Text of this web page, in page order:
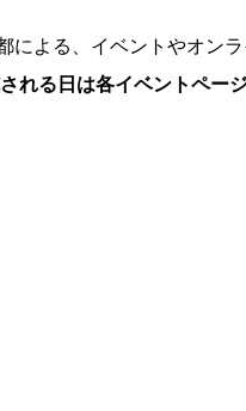
よる、イベントやオン
れる日は各イベントペー